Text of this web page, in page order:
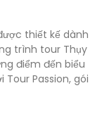
thiết kế dành
trình tour Thụy
điểm đến biểu
Passion, gói